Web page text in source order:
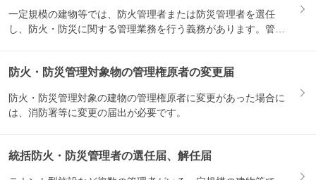
一定規模の建物等では、防火管理者または防災管理者を選任
し、防火・防災に関する管理業務を行う義務があります。管理
防火・防災管理対象物の管理権原者の変更届
防火・防災管理対象の建物の管理権原者に変更があった場合に
は、消防署等に変更の届出が必要です。
統括防火・防災管理者の選任届、解任届